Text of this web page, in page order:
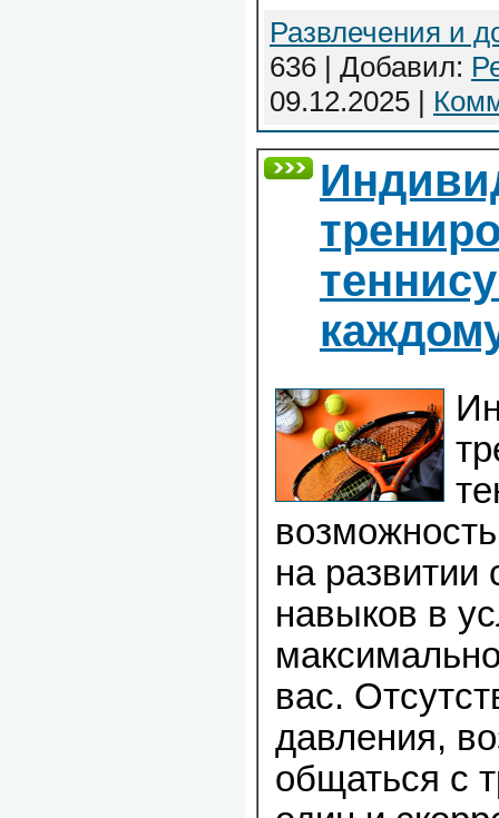
Развлечения и
636 | Добавил:
09.12.2025 |
на развитии
навыков в
вас.
давления,
общаться с